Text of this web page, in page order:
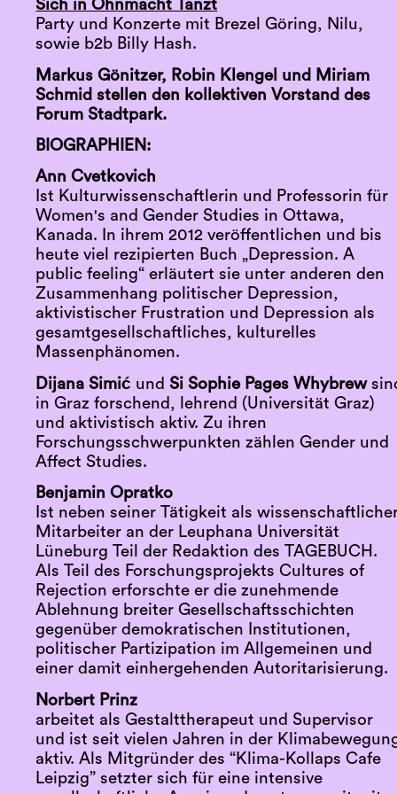
Sich in Ohnmacht Tanzt
Party und Konzerte mit Brezel Göring, Nilu,
sowie b2b Billy Hash.
Markus Gönitzer, Robin Klengel und Miriam
Schmid stellen den kollektiven Vorstand des
Forum Stadtpark.
BIOGRAPHIEN:
Ann Cvetkovich
Ist Kulturwissenschaftlerin und Professorin für
Women's and Gender Studies in Ottawa,
Kanada. In ihrem 2012 veröffentlichen und bis
heute viel rezipierten Buch „Depression. A
public feeling“ erläutert sie unter anderen den
Zusammenhang politischer Depression,
aktivistischer Frustration und Depression als
gesamtgesellschaftliches, kulturelles
Massenphänomen.
Dijana Simić undSi Sophie Pages Whybrew
in Graz forschend, lehrend (Universität Graz)
und aktivistisch aktiv. Zu ihren
Forschungsschwerpunkten zählen Gender und
Affect Studies.
Benjamin Opratko
Ist neben seiner Tätigkeit als
Mitarbeiter an der Leuphana Universität
Lüneburg Teil der Redaktion des TAGEBUCH.
Als Teil des Forschungsprojekts Cultures of
Rejection erforschte er die zunehmende
Ablehnung breiter Gesellschaftsschichten
gegenüber demokratischen Institutionen,
politischer Partizipation im Allgemeinen und
einer damit einhergehenden Autoritarisierung.
Norbert Prinz
arbeitet als Gestalttherapeut und Supervisor
und ist seit vielen Jahren in der
aktiv. Als Mitgründer des “Klima-Kollaps Cafe
Leipzig” setzter sich für eine intensive